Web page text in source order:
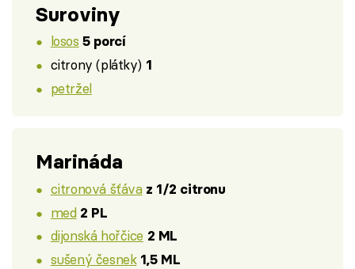
Suroviny
losos 5 porcí
citrony (plátky) 1
petržel
Marináda
citronová šťáva z 1/2 citronu
med 2 PL
dijonská hořčice 2 ML
sušený česnek 1,5 ML